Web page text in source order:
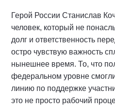
Герой России Станислав
человек, который не
долг и ответственность
остро чувствую важность
нынешнее время. То, что
федеральном уровне
линию по поддержке
это не просто рабочий